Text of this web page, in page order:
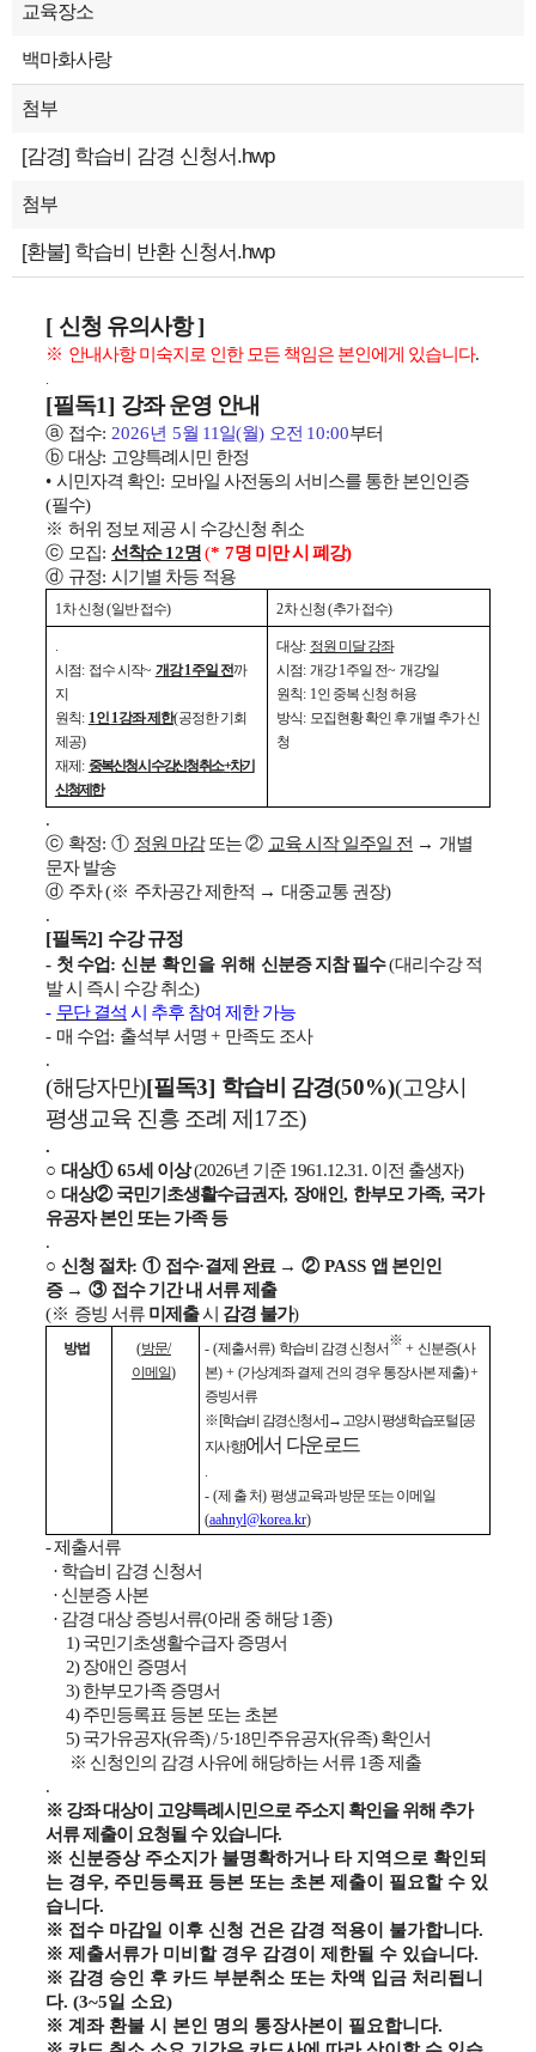
교육장소
백마화사랑
첨부
[감경] 학습비 감경 신청서.hwp
첨부
[환불] 학습비 반환 신청서.hwp
[ 신청 유의사항]
※ 안내사항 미숙지로 인한 모든 책임은 본인에게 있습니다.
.
[필독1] 강좌 운영 안내
ⓐ 접수: 2026년 5월 11일(월) 오전 10:00부터
ⓑ 대상: 고양특례시민 한정
• 시민자격 확인 : 모바일 사전동의 서비스를 통한 본인인증
(필수)
※ 허위 정보 제공 시 수강신청 취소
ⓒ 모집: 선착순12명(* 7명 미만 시 폐강)
ⓓ 규정: 시기별 차등 적용
1차 신청(일반 접수) 2차 신청(추가 접수)
.
시점: 접수 시작~ 개강1주일 전까
지
원칙: 1인 1강좌 제한(공정한 기회
제공)
재제 : 중복 신청 시 수강신청 취소+차기
신청 제한
대상: 정원 미달 강좌
시점: 개강1주일 전~ 개강일
원칙: 1인 중복 신청 허용
방식: 모집현황 확인 후 개별 추가 신
청
.
ⓒ 확정: ① 정원 마감 또는② 교육 시작 일주일 전 → 개별
문자 발송
ⓓ 주차(※ 주차공간 제한적 → 대중교통 권장)
.
[필독2] 수강 규정
- 첫 수업: 신분 확인을 위해 신분증 지참 필수(대리수강 적
발 시 즉시 수강 취소)
- 무단 결석 시 추후 참여 제한 가능
- 매 수업: 출석부 서명 + 만족도 조사
.
(해당자만)[필독3] 학습비 감경(50%)(고양시
평생교육 진흥 조례 제 17조)
.
○ 대상①65세 이상(2026년 기준 1961.12.31. 이전 출생자)
○ 대상② 국민기초생활수급권자, 장애인 , 한부모 가족, 국가
유공자 본인 또는 가족 등
.
○ 신청 절차: ① 접수·결제 완료 → ②PASS 앱 본인인
증 → ③ 접수 기간 내 서류 제출
(※ 증빙 서류 미제출시 감경 불가)
방법 (방문/
이메일)
- (제출서류) 학습비 감경 신청서※ + 신분증(사
본) + (가상계좌 결제 건의 경우 통장사본 제출) +
증빙서류
※[학습비 감경신청서]→ 고양시 평생학습포털[공
지사항]에서 다운로드
- (제 출 처) 평생교육과 방문 또는 이메일
(aahnyl@korea.kr)
- 제출서류
· 학습비 감경 신청서
· 신분증 사본
· 감경 대상 증빙서류(아래 중 해당 1종)
1) 국민기초생활수급자 증명서
2) 장애인 증명서
3) 한부모가족 증명서
4) 주민등록표 등본 또는 초본
5) 국가유공자(유족) / 5·18민주유공자(유족) 확인서
※ 신청인의 감경 사유에 해당하는 서류 1종 제출
.
※ 강좌 대상이 고양특례시민으로 주소지 확인을 위해 추가
서류 제출이 요청될 수 있습니다.
※ 신분증상 주소지가 불명확하거나 타 지역으로 확인되
는 경우, 주민등록표 등본 또는 초본 제출이 필요할 수 있
습니다.
※ 접수 마감일 이후 신청 건은 감경 적용이 불가합니다.
※ 제출서류가 미비할 경우 감경이 제한될 수 있습니다.
※ 감경 승인 후 카드 부분취소 또는 차액 입금 처리됩니
다. (3~5일 소요)
※ 계좌 환불 시 본인 명의 통장사본이
필요합니다.